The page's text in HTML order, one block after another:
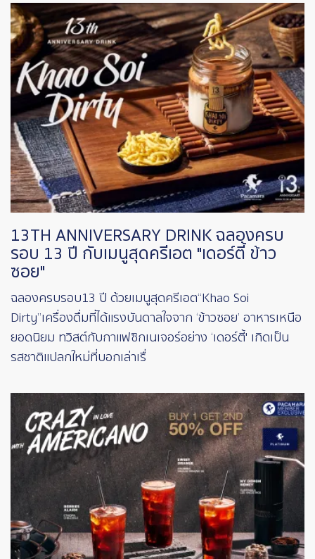
Image
13TH ANNIVERSARY DRINK ฉลองครบ
รอบ 13 ปี กับเมนูสุดครีเอต "เดอร์ตี้ ข้าว
ซอย"
ฉลองครบรอบ 13 ปี ด้วยเมนูสุดครีเอต “Khao Soi
Dirty”เครื่องดื่มที่ได้แรงบันดาลใจจาก ‘ข้าวซอย’ อาหารเหนือ
ยอดนิยม ทวิสต์กับกาแฟซิกเนเจอร์อย่าง ‘เดอร์ตี้' เกิดเป็น
รสชาติแปลกใหม่ที่บอกเล่าเรื่
Image